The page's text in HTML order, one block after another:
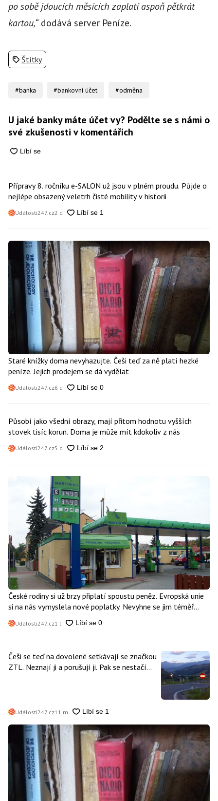
po sobě jdoucích měsících zaplatí aspoň pětkrát
kartou,“dodává server Peníze.
Štítky
#banka #bankovní účet #odměna
U jaké banky máte účet vy? Podělte se s námi o
své zkušenosti v komentářích
Přípravy 8. ročníku e-SALON už jsou v plném proudu. Půjde o
nejlépe obsazený veletrh čisté mobility v historii
Události247.cz2 d
Staré knížky doma nevyhazujte. Češi teď za ně platí hezké
peníze. Jejich prodejem se dá vydělat
Události247.cz6 d
Působí jako všední obrazy, mají přitom hodnotu vyšších
stovek tisíc korun. Doma je může mít kdokoliv z nás
Události247.cz5 d
České rodiny si už brzy připlatí spoustu peněz. Evropská unie
si na nás vymyslela nové poplatky. Nevyhne se jim téměř
nikdo
Události247.cz1 t
Češi se teď na dovolené setkávají se značkou
ZTL. Neznají ji a porušují ji. Pak se nestačí
Události247.cz11 m